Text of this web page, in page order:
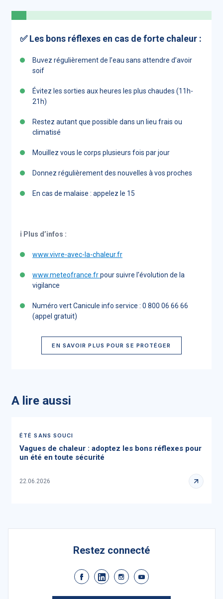
✅ Les bons réflexes en cas de forte chaleur :
Buvez régulièrement de l’eau sans attendre d’avoir
soif
Évitez les sorties aux heures les plus chaudes (11h-
21h)
Restez autant que possible dans un lieu frais ou
climatisé
Mouillez vous le corps plusieurs fois par jour
Donnez régulièrement des nouvelles à vos proches
En cas de malaise : appelez le 15
ℹ️ Plus d’infos :
www.vivre-avec-la-chaleur.fr
www.meteofrance.frpour suivre l'évolution de la
vigilance
Numéro vert Canicule info service : 0 800 06 66 66
(appel gratuit)
EN SAVOIR PLUS POUR SE PROTÉGER
A lire aussi
ÉTÉ SANS SOUCI
Vagues de chaleur : adoptez les bons réflexes pour
un été en toute sécurité
22.06.2026
Restez connecté